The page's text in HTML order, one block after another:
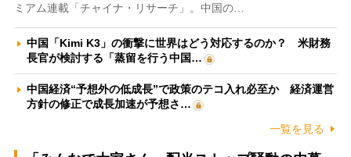
ミアム連載「チャイナ・リサーチ」。中国の…
中国「Kimi K3」の衝撃に世界はどう対応するのか？ 米財務
長官が検討する「蒸留を行う中国…
中国経済“予想外の低成長”で政策のテコ入れ必至か 経済運営
方針の修正で成長加速が予想さ…
一覧を見る